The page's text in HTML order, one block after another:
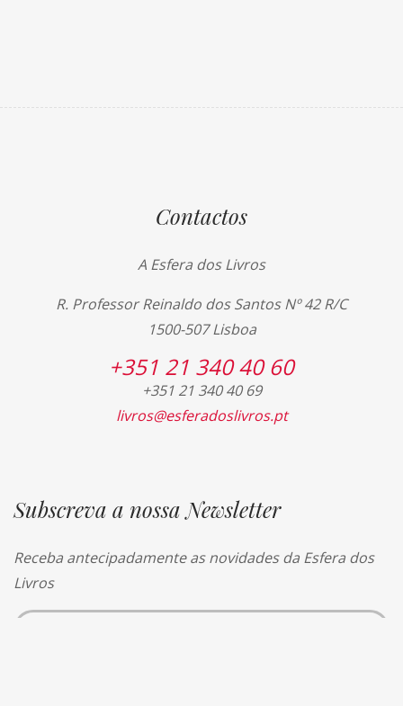
Contactos
A Esfera dos Livros
R. Professor Reinaldo dos Santos Nº 42 R/C
1500-507 Lisboa
+351 21 340 40 60
+351 21 340 40 69
livros@esferadoslivros.pt
Subscreva a nossa Newsletter
Receba antecipadamente as novidades da Esfera dos
Livros